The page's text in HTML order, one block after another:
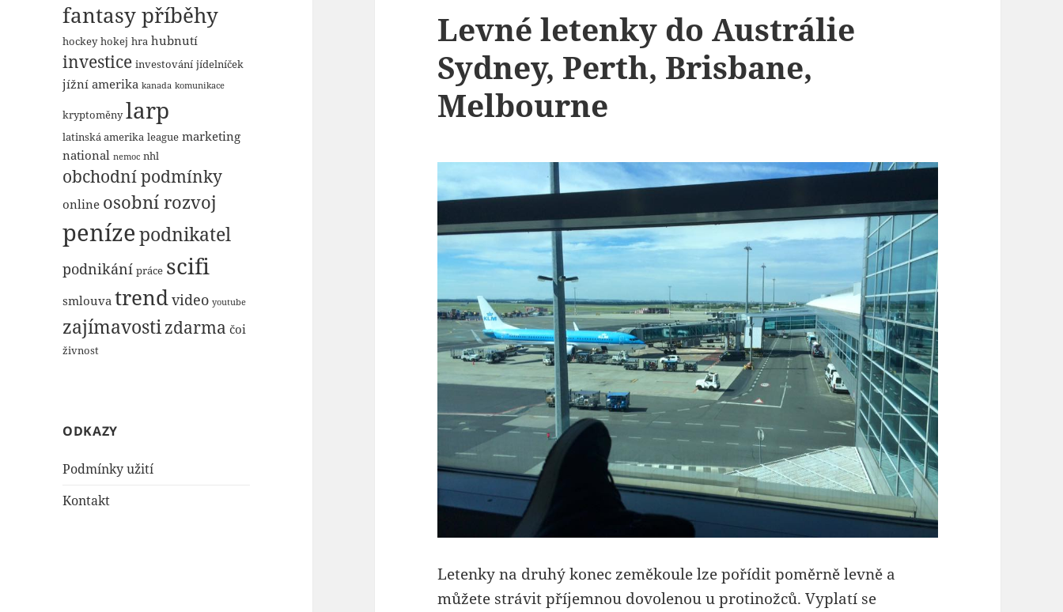
fantasy příběhy
hockey hokej hra hubnutí
investice investování jídelníček
jížní amerika kanada komunikace
kryptoměny larp
latinská amerika league marketing
national nemoc nhl
obchodní podmínky
online osobní rozvoj
penízepodnikatel
podnikání práce scifi
smlouva trendvideo youtube
zajímavostizdarma čoi
živnost
ODKAZY
Podmínky užití
Kontakt
Levné letenky do Austrálie
Sydney, Perth, Brisbane,
Melbourne
Letenky na druhý konec zeměkoule lze pořídit poměrně levně a
můžete strávit příjemnou dovolenou u protinožců. Vyplatí se